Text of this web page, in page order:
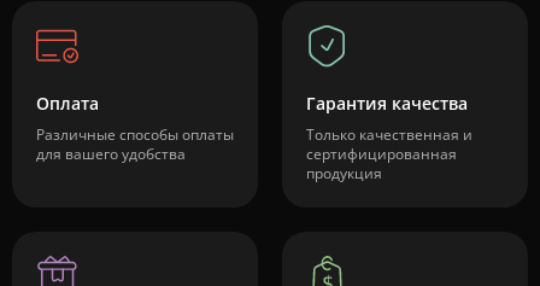
Оплата
Различные способы оплаты
для вашего удобства
Гарантия качества
Только качественная и
сертифицированная
продукция